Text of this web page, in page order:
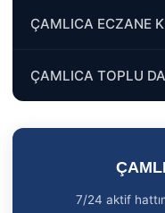
ÇAMLICA ECZANE
ÇAMLICA TOPLU
7/24 aktif